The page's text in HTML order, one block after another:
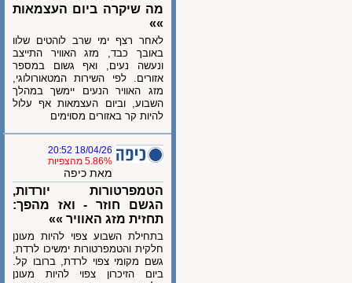
מה שיקרה ביום העצמאות
לאחר רצף ימי שרב לוהטים שלוו
באובך כבד, מזג האוויר התייצב
ונעשה נעים, ואף גשום במספר
אזורים. לפי השירות המטאורולוגי,
מזג האוויר הנעים יימשך במהלך
השבוע, וביום העצמאות אף עלול
להיות קר באזורים מסוימים
18/04/26 20:52
5.86% מהצפיות
מאת כיפה
הטמפרטורות יורדות,
הגשם חוזר - ואז מהפך:
תחזית מזג האוויר »»
בתחילת השבוע צפוי להיות מעונן
חלקית והטמפרטורות ימשיכו לרדת,
גשם מקומי צפוי לרדת, ברובו קל.
ביום הזיכרון צפוי להיות מעונן